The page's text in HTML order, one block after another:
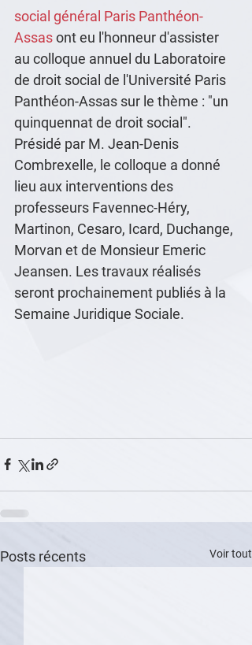
social général Paris Panthéon-
Assas ont eu l'honneur d'assister
au colloque annuel du Laboratoire
de droit social de l'Université Paris
Panthéon-Assas sur le thème : "un
quinquennat de droit social".
Présidé par M. Jean-Denis
Combrexelle, le colloque a donné
lieu aux interventions des
professeurs Favennec-Héry,
Martinon, Cesaro, Icard, Duchange,
Morvan et de Monsieur Emeric
Jeansen. Les travaux réalisés
seront prochainement publiés à la
Semaine Juridique Sociale.
Posts récents Voir tout